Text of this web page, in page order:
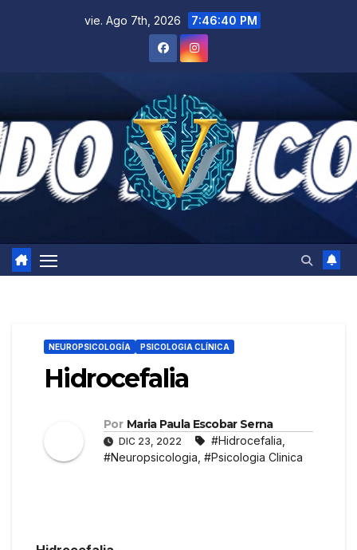
vie. Ago 7th, 2026 7:46:40 PM
NEUROPSICOLOGÍA PSICOLOGIA CLÍNICA
Hidrocefalia
Por Maria Paula Escobar Serna
DIC 23, 2022 #Hidrocefalia
#Neuropsicologia #Psicologia Clinica